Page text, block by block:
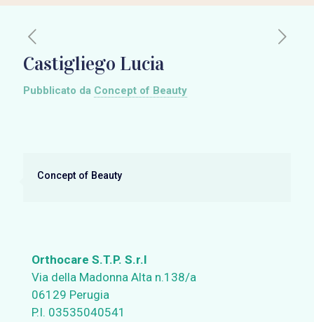
Castigliego Lucia
Pubblicato da Concept of Beauty
Concept of Beauty
Orthocare S.T.P. S.r.l
Via della Madonna Alta n.138/a
06129 Perugia
P.I. 03535040541